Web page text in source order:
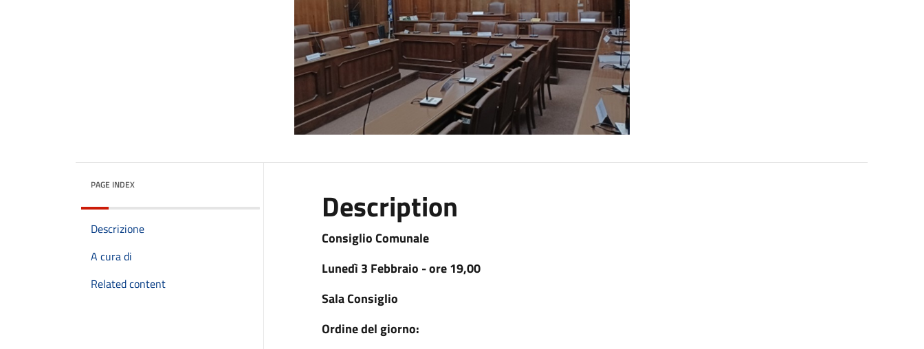
PAGE INDEX
Descrizione
A cura di
Related content
Description
Consiglio Comunale
Lunedì 3 Febbraio - ore 19,00
Sala Consiglio
Ordine del giorno: